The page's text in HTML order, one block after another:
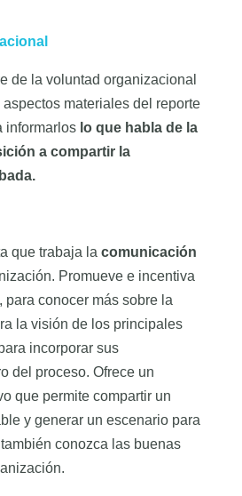
de la voluntad organizacional
materiales del reporte
informarloslo que habla de la
a compartir la
que trabaja la comunicación
Promueve e incentiva
para conocer más sobre la
la visión de los principales
incorporar sus
del proceso. Ofrece un
que permite compartir un
y generar un escenario para
conozca las buenas